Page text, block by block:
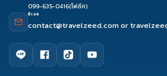
099-635-0416(โฟล์ค)
อีเมล
contact@travelzeed.comor